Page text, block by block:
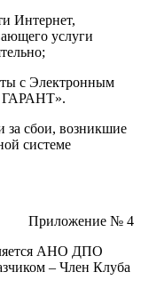
Интернет,
услуги
с Электронным
ГАРАНТ».
за сбои, возникшие
системе
Приложение № 4
АНО ДПО
– Член Клуба